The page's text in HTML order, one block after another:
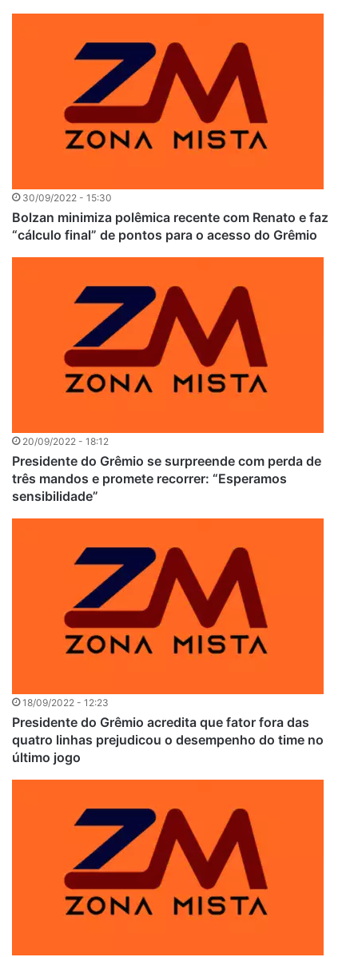
30/09/2022 - 15:30
Bolzan minimiza polêmica recente com Renato e faz
“cálculo final” de pontos para o acesso do Grêmio
20/09/2022 - 18:12
Presidente do Grêmio se surpreende com perda de
três mandos e promete recorrer: “Esperamos
sensibilidade”
18/09/2022 - 12:23
Presidente do Grêmio acredita que fator fora das
quatro linhas prejudicou o desempenho do time no
último jogo